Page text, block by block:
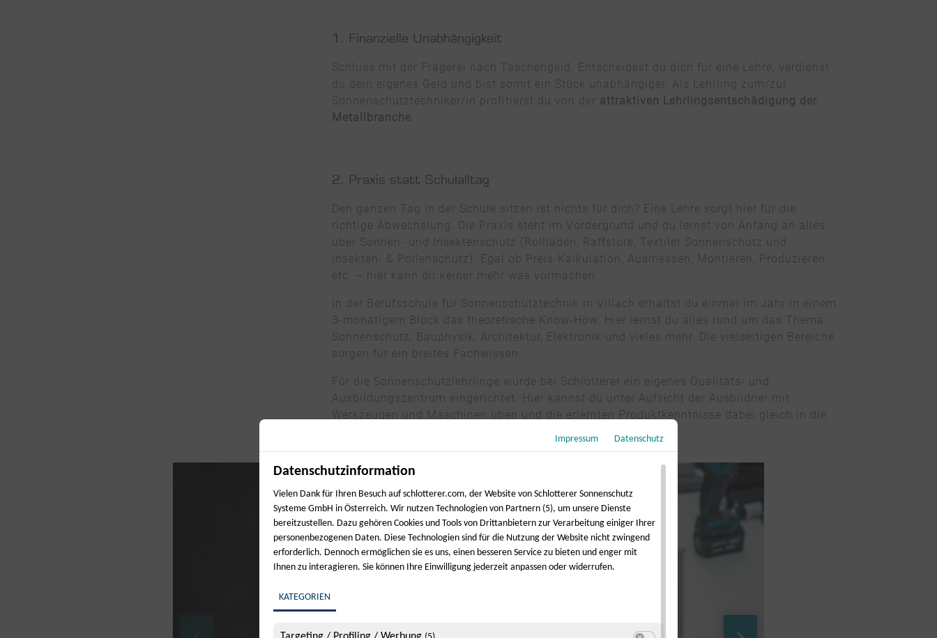
1. Finanzielle Unabhängigkeit
Schluss mit der Fragerei nach Taschengeld. Entscheidest du dich für eine Lehre, verdienst
du dein eigenes Geld und bist somit ein Stück unabhängiger. Als Lehrling zum/zur
Sonnenschutztechniker/in profitierst du von der attraktiven Lehrlingsentschädigung der
Metallbranche
2. Praxis statt Schulalltag
Den ganzen Tag in der Schule sitzen ist nichts für dich? Eine Lehre sorgt hier für die
richtige Abwechslung. Die Praxis steht im Vordergrund und du lernst von Anfang an alles
über Sonnen- und Insektenschutz (Rollladen, Raffstore, Textiler Sonnenschutz und
Insekten- & Pollenschutz). Egal ob Preis-Kalkulation, Ausmessen, Montieren, Produzieren
etc. – hier kann dir keiner mehr was vormachen.
In der Berufsschule für Sonnenschutztechnik in Villach erhältst du einmal im Jahr in einem
3-monatigem Block das theoretische Know-How. Hier lernst du alles rund um das Thema
Sonnenschutz, Bauphysik, Architektur, Elektronik und vieles mehr. Die vielseitigen Bereiche
sorgen für ein breites Fachwissen.
Für die Sonnenschutzlehrlinge wurde bei Schlotterer ein eigenes Qualitäts- und
Ausbildungszentrum eingerichtet. Hier kannst du unter Aufsicht der Ausbildner mit
Werkzeugen und Maschinen üben und die erlernten Produktkenntnisse dabei gleich in die
Impressum Datenschutz
Datenschutzinformation
Vielen Dank für Ihren Besuch auf schlotterer.com, der Website von Schlotterer Sonnenschutz
Systeme GmbH in Österreich. Wir nutzen Technologien von Partnern (5), um unsere Dienste
bereitzustellen. Dazu gehören Cookies und Tools von Drittanbietern zur Verarbeitung einiger Ihrer
personenbezogenen Daten. Diese Technologien sind für die Nutzung der Website nicht zwingend
erforderlich. Dennoch ermöglichen sie es uns, einen besseren Service zu bieten und enger mit
Ihnen zu interagieren. Sie können Ihre Einwilligung jederzeit anpassen oder widerrufen.
KATEGORIEN